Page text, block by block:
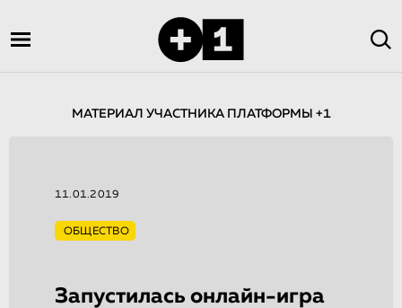
МАТЕРИАЛ УЧАСТНИКА ПЛАТФОРМЫ +1
11.01.2019
ОБЩЕСТВО
Запустилась онлайн-игра